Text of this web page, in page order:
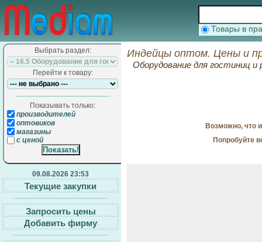
Товары в
Выбрать раздел:
Перейти к товару:
Показывать только:
производителей
оптовиков
магазины
с ценой
09.08.2026 23:53
Текущие закупки
Запросить цены
Добавить фирму
Индейцы оптом. Цены и
Оборудование для гостиниц и
Возможно, что
Попробуйте